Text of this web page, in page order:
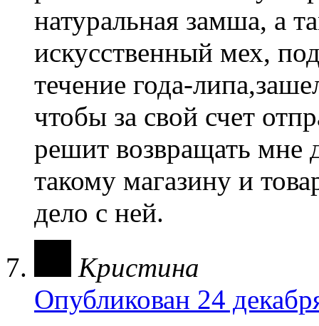
натуральная замша, а
искусственный мех,
течение года-
чтобы за свой счет
решит возвращать мне
такому магазину и
дело с ней.
Кристина
Опубликован 24